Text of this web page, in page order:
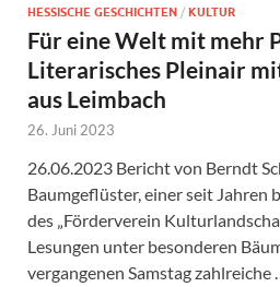
HESSISCHE GESCHICHTEN / KULTUR
Für eine Welt mit mehr
Literarisches Pleinair
aus Leimbach
26. Juni 2023
26.06.2023 Bericht von Berndt
Baumgeflüster, einer seit Jahren
des „Förderverein
Lesungen unter besonderen
vergangenen Samstag zahlreiche …